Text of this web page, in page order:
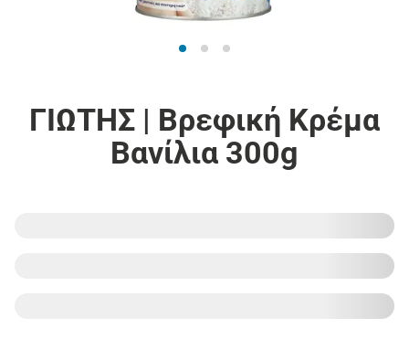
ΓΙΩΤΗΣ | Βρεφική Κρέμα
Βανίλια 300g